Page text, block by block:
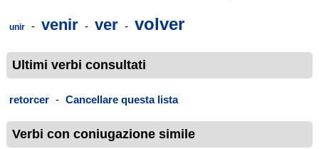
unir - venir - ver - volver
Ultimi verbi consultati
retorcer - Cancellare questa lista
Verbi con coniugazione simile